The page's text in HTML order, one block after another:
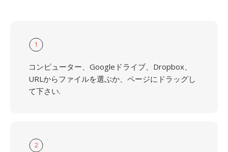
1
コンピューター、Googleドライブ、Dropbox、
URLからファイルを選ぶか、ページにドラッグし
て下さい.
2